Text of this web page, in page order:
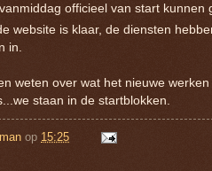
officieel van start kunnen
website is klaar, de diensten
in.
weten over wat het nieuwe
staan in de startblokken.
op 15:25